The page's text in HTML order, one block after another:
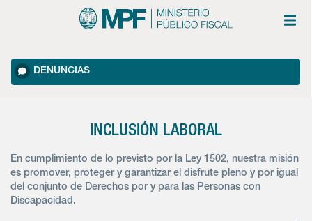
DENUNCIAS
INCLUSIÓN LABORAL
En cumplimiento de lo previsto por la Ley 1502, nuestra misión
es promover, proteger y garantizar el disfrute pleno y por igual
del conjunto de Derechos por y para las Personas con
Discapacidad.